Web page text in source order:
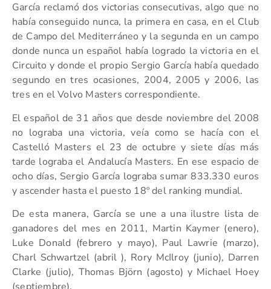
García reclamó dos victorias consecutivas, algo que no
había conseguido nunca, la primera en casa, en el Club
de Campo del Mediterráneo y la segunda en un campo
donde nunca un español había logrado la victoria en el
Circuito y donde el propio Sergio García había quedado
segundo en tres ocasiones, 2004, 2005 y 2006, las
tres en el Volvo Masters correspondiente.
El español de 31 años que desde noviembre del 2008
no lograba una victoria, veía como se hacía con el
Castelló Masters el 23 de octubre y siete días más
tarde lograba el Andalucía Masters. En ese espacio de
ocho días, Sergio García lograba sumar 833.330 euros
y ascender hasta el puesto 18º del ranking mundial.
De esta manera, García se une a una ilustre lista de
ganadores del mes en 2011, Martin Kaymer (enero),
Luke Donald (febrero y mayo), Paul Lawrie (marzo),
Charl Schwartzel (abril ), Rory McIlroy (junio), Darren
Clarke (julio), Thomas Björn (agosto) y Michael Hoey